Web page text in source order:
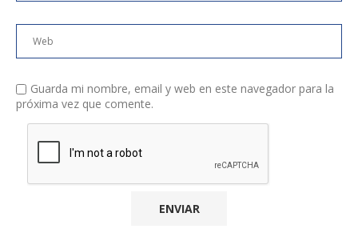
Guarda mi nombre, email y web en este navegador para la
próxima vez que comente.